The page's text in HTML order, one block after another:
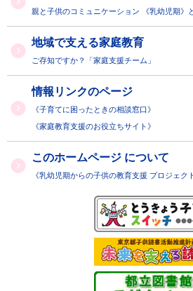
親と子供のコミュニケーション 《乳幼児期》
地域で支える家庭教育
ご存知ですか？「家庭支援チーム」
情報リンクのページ
《子育てに困ったときの相談窓口》
《家庭教育支援のお役立ちサイト》
このホームページ について
《乳幼児期からの子供の教育支援 プロジェク